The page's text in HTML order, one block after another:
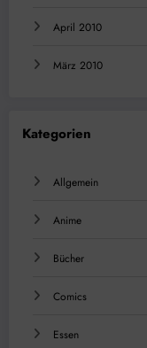
April 2010
März 2010
Kategorien
Allgemein
Anime
Bücher
Comics
Essen